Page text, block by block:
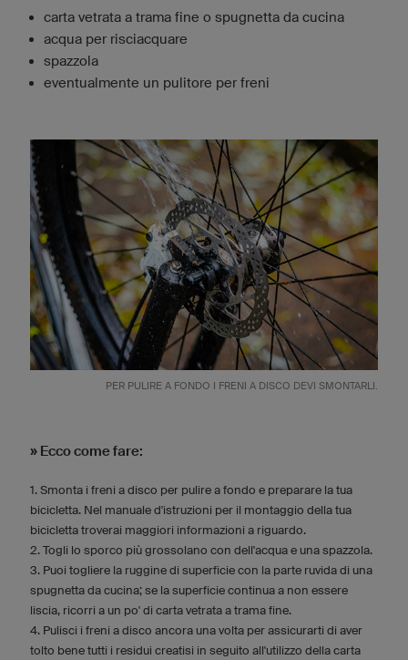
carta vetrata a trama fine o spugnetta da cucina
acqua per risciacquare
spazzola
eventualmente un pulitore per freni
PER PULIRE A FONDO I FRENI A DISCO DEVI SMONTARLI.
» Ecco come fare:
1. Smonta i freni a disco per pulire a fondo e preparare la tua
bicicletta. Nel manuale d'istruzioni per il montaggio della tua
bicicletta troverai maggiori informazioni a riguardo.
2. Togli lo sporco più grossolano con dell'acqua e una spazzola.
3. Puoi togliere la ruggine di superficie con la parte ruvida di una
spugnetta da cucina; se la superficie continua a non essere
liscia, ricorri a un po' di carta vetrata a trama fine.
4. Pulisci i freni a disco ancora una volta per assicurarti di aver
tolto bene tutti i residui creatisi in seguito all'utilizzo della carta